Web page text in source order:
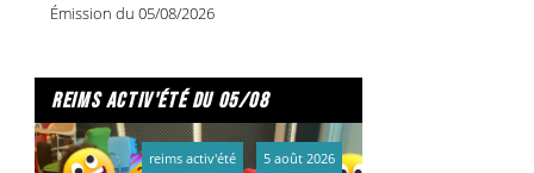
Émission du 05/08/2026
reims activ'été du 05/08
reims activ'été 5 août 2026